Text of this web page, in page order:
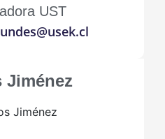
UST
Jiménez